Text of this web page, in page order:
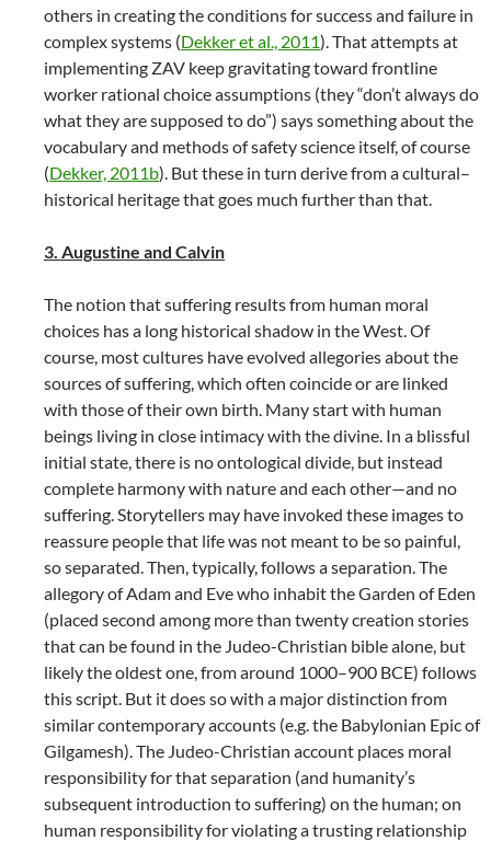
others in creating the conditions for success and failure in
complex systems (Dekker et al., 2011). That attempts at
implementing ZAV keep gravitating toward frontline
worker rational choice assumptions (they “don’t always do
what they are supposed to do”) says something about the
vocabulary and methods of safety science itself, of course
(Dekker, 2011b). But these in turn derive from a cultural–
historical heritage that goes much further than that.
3. Augustine and Calvin
The notion that suffering results from human moral
choices has a long historical shadow in the West. Of
course, most cultures have evolved allegories about the
sources of suffering, which often coincide or are linked
with those of their own birth. Many start with human
beings living in close intimacy with the divine. In a blissful
initial state, there is no ontological divide, but instead
complete harmony with nature and each other—and no
suffering. Storytellers may have invoked these images to
reassure people that life was not meant to be so painful,
so separated. Then, typically, follows a separation. The
allegory of Adam and Eve who inhabit the Garden of Eden
(placed second among more than twenty creation stories
that can be found in the Judeo-Christian bible alone, but
likely the oldest one, from around 1000–900 BCE) follows
this script. But it does so with a major distinction from
similar contemporary accounts (e.g. the Babylonian Epic of
Gilgamesh). The Judeo-Christian account places moral
responsibility for that separation (and humanity’s
subsequent introduction to suffering) on the human; on
human responsibility for violating a trusting relationship